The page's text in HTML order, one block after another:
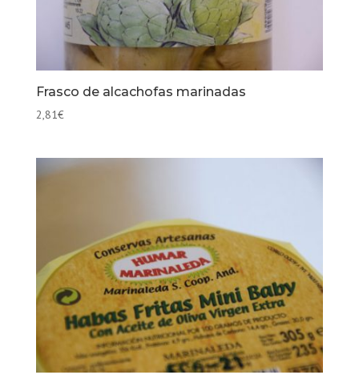
Frasco de alcachofas marinadas
2,81€